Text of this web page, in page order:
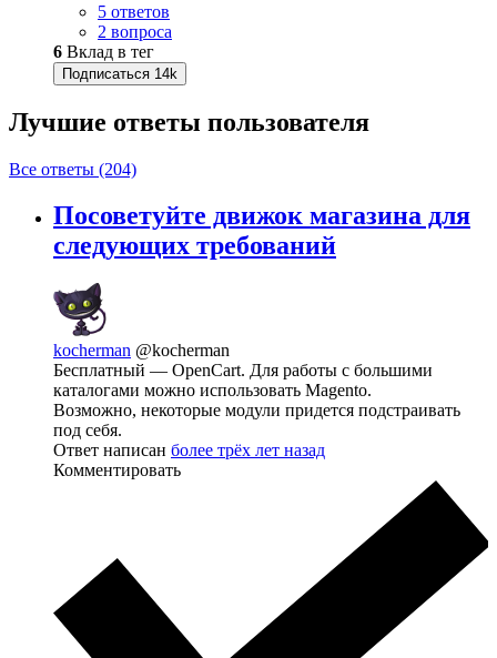
5 ответов
2 вопроса
6 Вклад в тег
Подписаться 14k
Лучшие ответы пользователя
Все ответы (204)
Посоветуйте движок магазина для
следующих требований
kocherman @kocherman
Бесплатный — OpenCart. Для работы с большими
каталогами можно использовать Magento.
Возможно, некоторые модули придется подстраивать
под себя.
Ответ написан более трёх лет назад
Комментировать